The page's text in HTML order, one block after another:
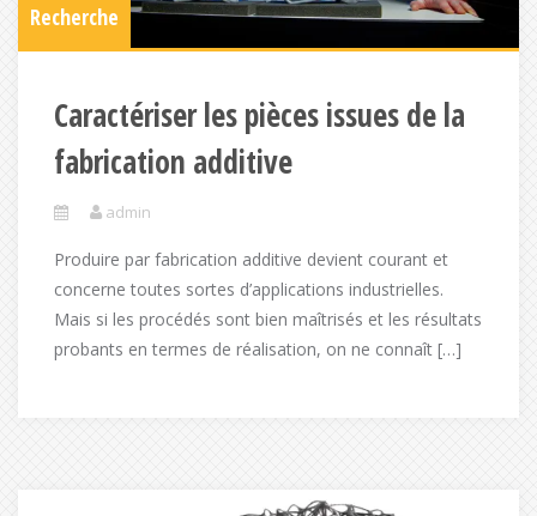
Recherche
Caractériser les pièces issues de la
fabrication additive
admin
Produire par fabrication additive devient courant et
concerne toutes sortes d’applications industrielles.
Mais si les procédés sont bien maîtrisés et les résultats
probants en termes de réalisation, on ne connaît […]